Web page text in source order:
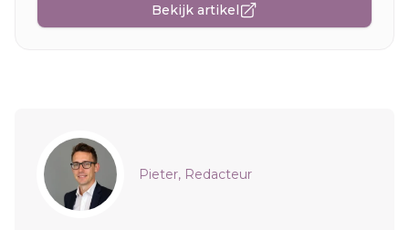
Bekijk artikel
Sidebar
Pieter, Redacteur